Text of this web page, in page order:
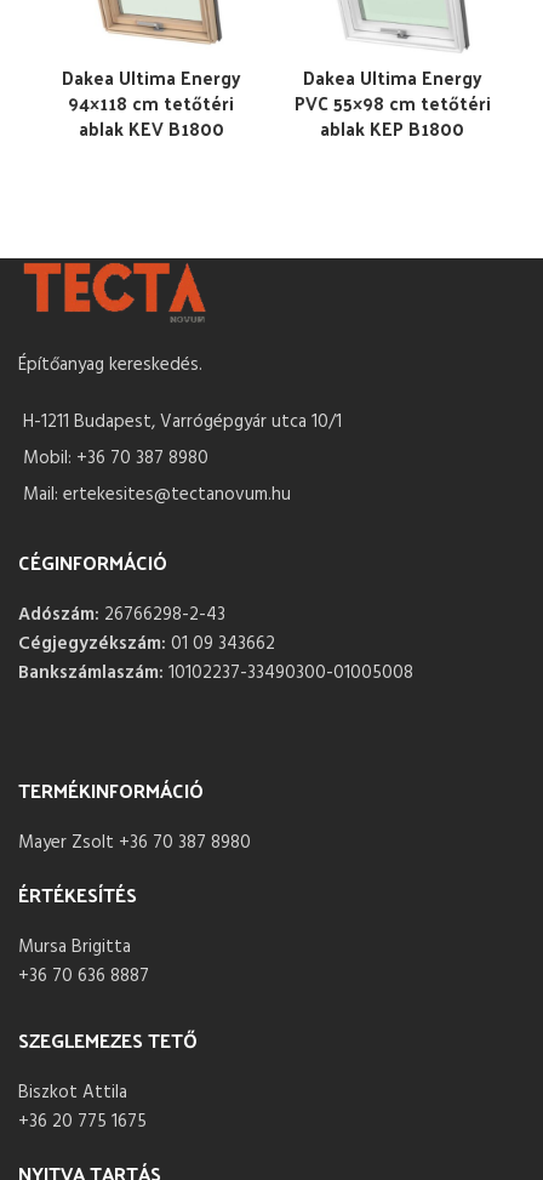
Dakea Ultima Energy
94×118 cm tetőtéri
ablak KEV B1800
Dakea Ultima Energy
PVC 55×98 cm tetőtéri
ablak KEP B1800
Építőanyag kereskedés.
H-1211 Budapest, Varrógépgyár utca 10/1
Mobil: +36 70 387 8980
Mail: ertekesites@tectanovum.hu
CÉGINFORMÁCIÓ
Adószám: 26766298-2-43
Cégjegyzékszám: 01 09 343662
Bankszámlaszám: 10102237-33490300-01005008
TERMÉKINFORMÁCIÓ
Mayer Zsolt +36 70 387 8980
ÉRTÉKESÍTÉS
Mursa Brigitta
+36 70 636 8887
SZEGLEMEZES TETŐ
Biszkot Attila
+36 20 775 1675